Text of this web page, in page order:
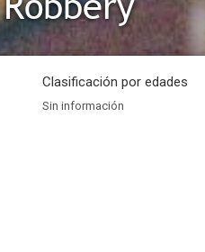
Clasificación por edades
Sin información